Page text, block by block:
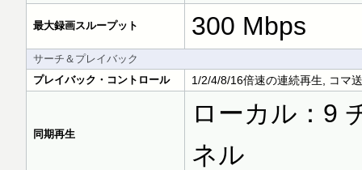
最大録画スループット 300 Mbps
サーチ＆プレイバック
プレイバック・コントロール
1/2/4/8/16倍速の連続再生, コマ
同期再生
ローカル：9
ネル